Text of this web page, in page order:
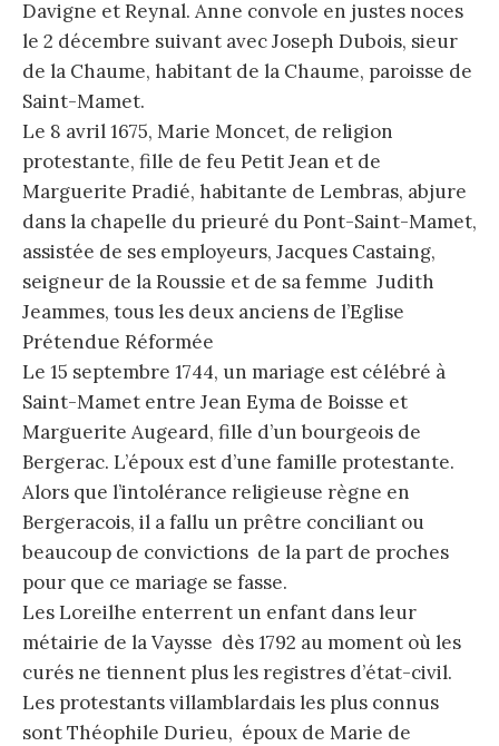
Davigne et Reynal. Anne convole en justes noces
le 2 décembre suivant avec Joseph Dubois, sieur
de la Chaume, habitant de la Chaume, paroisse de
Saint-Mamet.
Le 8 avril 1675, Marie Moncet, de religion
protestante, fille de feu Petit Jean et de
Marguerite Pradié, habitante de Lembras, abjure
dans la chapelle du prieuré du Pont-Saint-Mamet,
assistée de ses employeurs, Jacques Castaing,
seigneur de la Roussie et de sa femme Judith
Jeammes, tous les deux anciens de l’Eglise
Prétendue Réformée
Le 15 septembre 1744, un mariage est célébré à
Saint-Mamet entre Jean Eyma de Boisse et
Marguerite Augeard, fille d’un bourgeois de
Bergerac. L’époux est d’une famille protestante.
Alors que l’intolérance religieuse règne en
Bergeracois, il a fallu un prêtre conciliant ou
beaucoup de convictions de la part de proches
pour que ce mariage se fasse.
Les Loreilhe enterrent un enfant dans leur
métairie de la Vaysse dès 1792 au moment où les
curés ne tiennent plus les registres d’état-civil.
Les protestants villamblardais les plus connus
sont Théophile Durieu, époux de Marie de